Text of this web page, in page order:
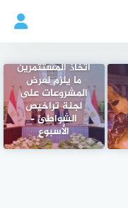
اتخاذ المستثمرين
ما يلزم لعرض
المشروعات على
لجنة تراخيص
الشواطئ –
الأسبوع